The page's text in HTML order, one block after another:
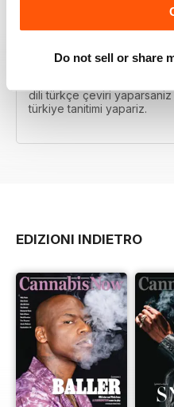
Do not sell or share
DILI TÜRKÇE ÇEVIRI
dili türkçe çeviri
türkiye tanitimi yapariz.
EDIZIONI INDIETRO